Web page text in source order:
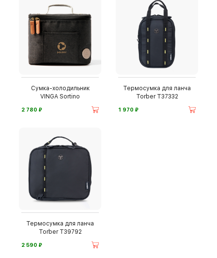
Сумка-холодильник
VINGA Sortino
2 780 ⃏
Термосумка для ланча
Torber T37332
1 970 ⃏
Термосумка для ланча
Torber T39792
2 590 ⃏